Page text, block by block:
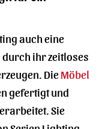
auch eine
durch ihr zeitloses
DieMöbel
gefertigt und
Sie